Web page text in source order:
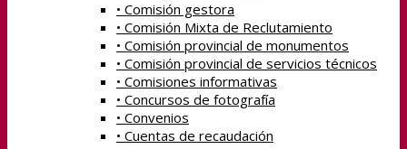
• Comisión gestora
• Comisión Mixta de Reclutamiento
• Comisión provincial de monumentos
• Comisión provincial de servicios técnicos
• Comisiones informativas
• Concursos de fotografía
• Convenios
• Cuentas de recaudación